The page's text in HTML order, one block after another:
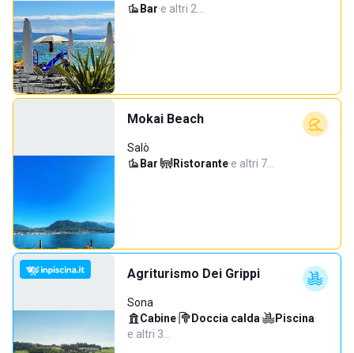
Bar·e altri 2…
Mokai Beach
Salò
Bar· Ristorante·e altri 7…
Agriturismo Dei Grippi
Sona
Cabine· Doccia calda· Piscina·
e altri 3…